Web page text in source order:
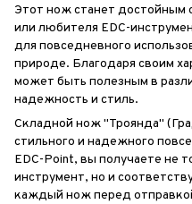
Этот нож станет достойным
или любителя EDC-
для повседневного
природе. Благодаря своим
может быть полезным в
надежность и стиль.
Складной нож "Троянда"
стильного и надежного
EDC-Point, вы получаете не
инструмент, но и
каждый нож перед